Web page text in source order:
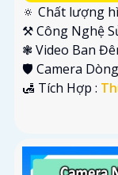
🔅 Chất lượng
⚒ Công Nghệ
❃ Video Ban
🛡 Camera Dòng
️🛃 Tích Hợp :